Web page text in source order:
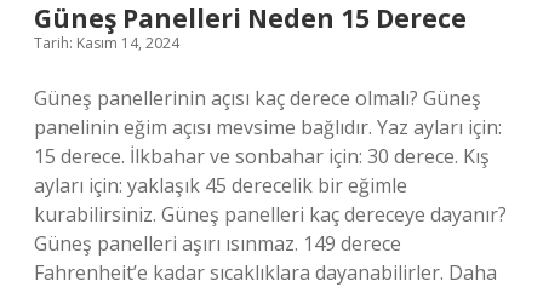
Güneş Panelleri Neden 15 Derece
Tarih: Kasım 14, 2024
Güneş panellerinin açısı kaç derece olmalı? Güneş
panelinin eğim açısı mevsime bağlıdır. Yaz ayları için:
15 derece. İlkbahar ve sonbahar için: 30 derece. Kış
ayları için: yaklaşık 45 derecelik bir eğimle
kurabilirsiniz. Güneş panelleri kaç dereceye dayanır?
Güneş panelleri aşırı ısınmaz. 149 derece
Fahrenheit’e kadar sıcaklıklara dayanabilirler. Daha